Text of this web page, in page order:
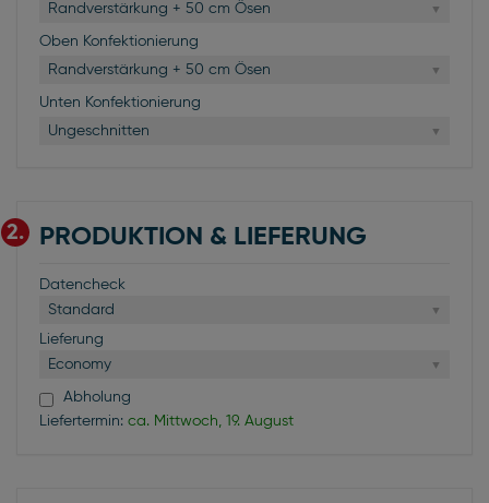
Randverstärkung + 50 cm Ösen
Oben Konfektionierung
Randverstärkung + 50 cm Ösen
Unten Konfektionierung
Ungeschnitten
2. PRODUKTION & LIEFERUNG
Datencheck
Standard
Lieferung
Economy
Abholung
Liefertermin: ca. Mittwoch, 19. August